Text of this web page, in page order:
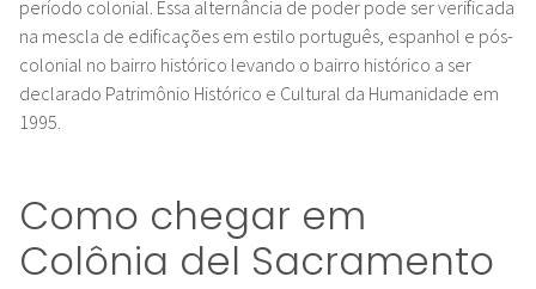
período colonial. Essa alternância de poder pode ser verificada
na mescla de edificações em estilo português, espanhol e pós-
colonial no bairro histórico levando o bairro histórico a ser
declarado Patrimônio Histórico e Cultural da Humanidade em
1995.
Como chegar em
Colônia del Sacramento